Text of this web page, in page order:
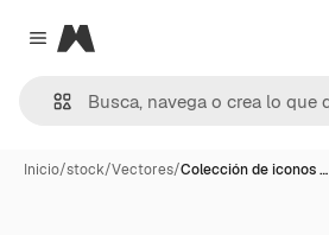
Close menu
Magnific
Inicio/stock/Vectores/Colección de iconos …